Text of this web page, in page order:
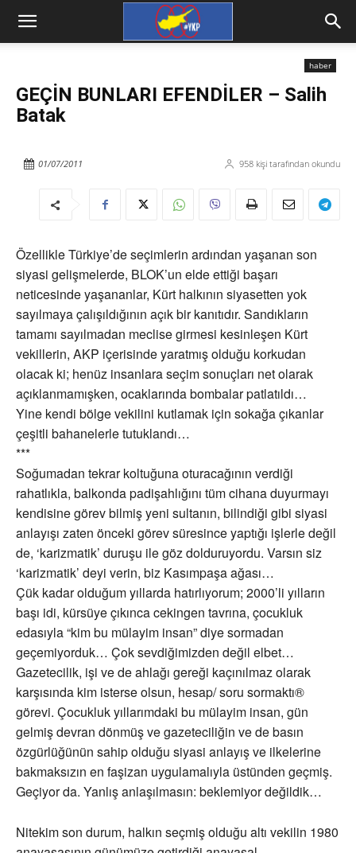
haber
GEÇİN BUNLARI EFENDİLER – Salih
Batak
958 kişi tarafından okundu
01/07/2011
Özellikle Türkiye’de seçimlerin ardından yaşanan son
siyasi gelişmelerde, BLOK’un elde ettiği başarı
neticesinde yaşananlar, Kürt halkının siyasetten yok
sayılmaya çalışıldığının açık bir kanıtıdır. Sandıkların
tamamı sayılmadan meclise girmesi kesinleşen Kürt
vekillerin, AKP içerisinde yaratmış olduğu korkudan
olacak ki; henüz insanlara seçim sonuçları net olarak
açıklanmamışken, ocaklarında bombalar patlatıldı…
Yine kendi bölge vekilini kutlamak için sokağa çıkanlar
çeşitli bahanelerle tutuklandı…
***
Soğumadan tekrar koltuğuna oturacağının verdiği
rahatlıkla, balkonda padişahlığını tüm cihana duyurmayı
kendisine görev bilmiş yeni sultanın, bilindiği gibi siyasi
anlayışı zaten önceki görev süresince yaptığı işlerle değil
de, ‘karizmatik’ duruşu ile göz dolduruyordu. Varsın siz
‘karizmatik’ deyi verin, biz Kasımpaşa ağası…
Çük kadar olduğum yıllarda hatırlıyorum; 2000’li yılların
başı idi, kürsüye çıkınca cekingen tavrına, çocukluk
edasıyla “kim bu mülayim insan” diye sormadan
geçemiyorduk… Çok sevdiğimizden değil elbet…
Gazetecilik, işi ve de ahlağı gereği kaçınılmaz olarak
karşısında kim isterse olsun, hesap/ soru sormaktı®
görevi. Çocukluk yıllarımdaki bu mülayim insan, gün
gelmiş devran dönmüş ve gazeteciliğin ve de basın
özgürlüğünün sahip olduğu siyasi anlayış ve ilkelerine
bakmaksızın en faşizan uygulamalıyla üstünden geçmiş.
Geçiyor da. Yanlış anlaşılmasın: beklemiyor değildik…
Nitekim son durum, halkın seçmiş olduğu altı vekilin 1980